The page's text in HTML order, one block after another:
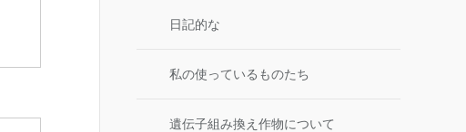
日記的な
私の使っているものたち
遺伝子組み換え作物について